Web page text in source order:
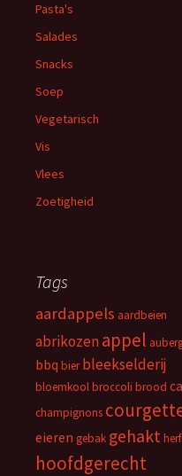
Pasta's
Salades
Snacks
Soep
Vegetarisch
Vis
Vlees
Zoetigheid
Tags
aardappels aardbeien
abrikozenappel
bbq bier bleekselderij
bloemkoolbroccoli brood
champignons
eieren gebak gehakt
hoofdgerecht